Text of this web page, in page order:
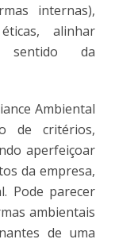
internas),
alinhar
da
Ambiental
de critérios,
aperfeiçoar
da empresa,
Pode parecer
ambientais
de uma